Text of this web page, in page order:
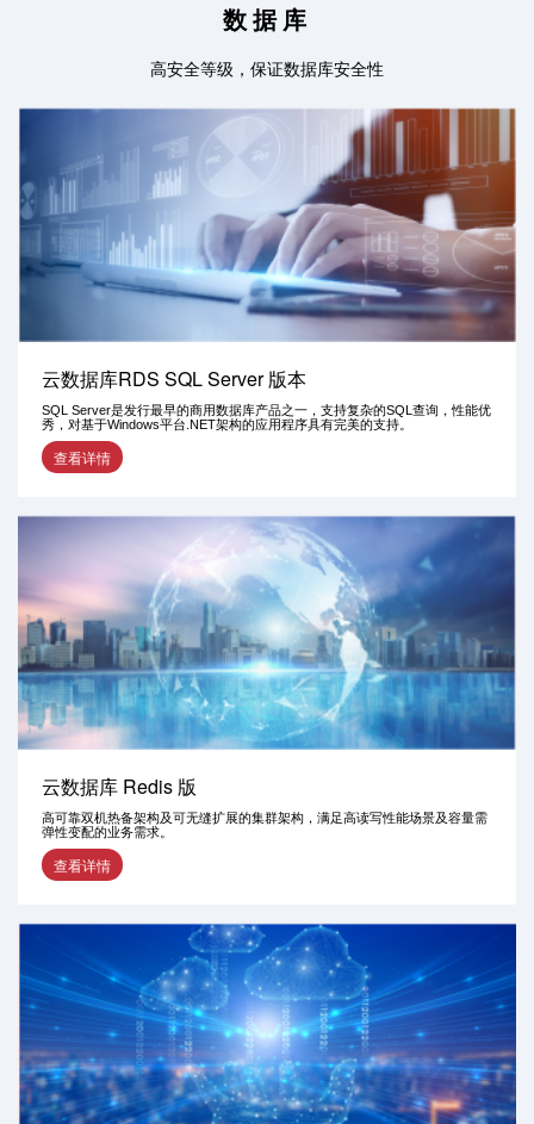
数据库
高安全等级，保证数据库安全性
云数据库RDS SQL Server 版本
SQL Server是发行最早的商用数据库产品之一，支持复杂的SQL查询，性能优
秀，对基于Windows平台.NET架构的应用程序具有完美的支持。
查看详情
云数据库 Redis 版
高可靠双机热备架构及可无缝扩展的集群架构，满足高读写性能场景及容量需
弹性变配的业务需求。
查看详情